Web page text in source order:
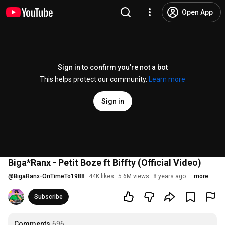
Open App
Sign in to confirm you’re not a bot
This helps protect our community.
Learn more
Sign in
Biga*Ranx - Petit Boze ft Biffty (Official Video)
@ BigaRanx-OnTimeTo1988 44K likes 5.6M views 8 years ago more
Subscribe